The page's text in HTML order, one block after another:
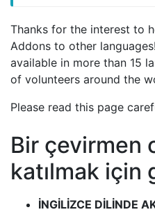
Thanks for the interest to
Addons to other
available in more than 15
of volunteers around the
Please read this page
Bir çevirmen
katılmak için
İNGİLİZCE DİLİNDE